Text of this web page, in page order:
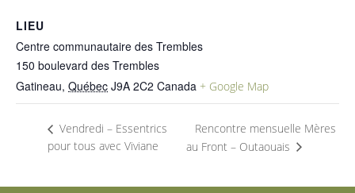
LIEU
Centre communautaire des Trembles
150 boulevard des Trembles
Gatineau, Québec J9A 2C2 Canada + Google Map
Vendredi – Essentrics
pour tous avec Viviane
Rencontre mensuelle Mères
au Front – Outaouais